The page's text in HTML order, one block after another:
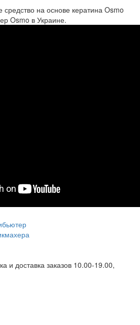
на основе кератина Osmo
Osmo в Украине.
и доставка заказов 10.00-19.00,